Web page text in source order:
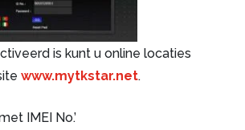
is kunt u online locaties
www.mytkstar.net.
IMEI No.’